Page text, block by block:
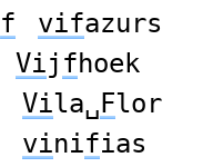
f vifazurs
Vij fhoek
Vila␣ Flor
vinifias